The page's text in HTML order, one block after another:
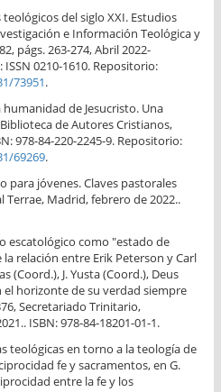
del siglo XXI. Estudios
e Información Teológica y
págs. 263-274, Abril 2022-
0210-1610. Repositorio:
73951.
de Jesucristo. Una
de Autores Cristianos,
978-84-220-2245-9. Repositorio:
69269.
para jóvenes. Claves pastorales
Madrid, febrero de 2022..
escatológico como "estado de
relación entre Erik Peterson y Carl
(Coord.), J. Yusta (Coord.), Deus
el horizonte de su verdad siempre
Secretariado Trinitario,
ISBN: 978-84-18201-01-1.
teológicas en torno a la teología de
fe y sacramentos, en G.
entre la fe y los